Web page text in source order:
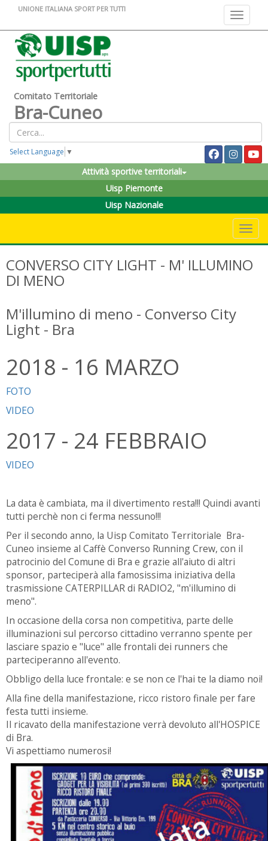
Toggle
UNIONE ITALIANA SPORT PER TUTTI
Comitato Territoriale
Bra-Cuneo
Select Language ▼
Attività sportive territoriali
Uisp Piemonte
Uisp Nazionale
CONVERSO CITY LIGHT - M' ILLUMINO
DI MENO
M'illumino di meno - Converso City
Light - Bra
2018 - 16 MARZO
FOTO
VIDEO
2017 - 24 FEBBRAIO
VIDEO
La data è cambiata, ma il divertimento resta!!! Quindi avanti
tutti perchè non ci ferma nessuno!!!
Per il secondo anno, la Uisp Comitato Territoriale Bra-
Cuneo insieme al Caffè Converso Running Crew, con il
patrocinio del Comune di Bra e grazie all'aiuto di altri
sponsor, parteciperà alla famosissima iniziativa della
trasmissione CATERPILLAR di RADIO2, "m'illumino di
meno".
In occasione della corsa non competitiva, parte delle
illuminazioni sul percorso cittadino verranno spente per
lasciare spazio e "luce" alle frontali dei runners che
parteciperanno all'evento.
Obbligo della luce frontale: e se non ce l'hai te la diamo noi!
Alla fine della manifestazione, ricco ristoro finale per fare
festa tutti insieme.
Il ricavato della manifestazione verrà devoluto all'HOSPICE
di Bra.
Vi aspettiamo numerosi!